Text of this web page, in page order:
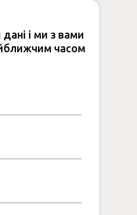
і ми з вами
часом